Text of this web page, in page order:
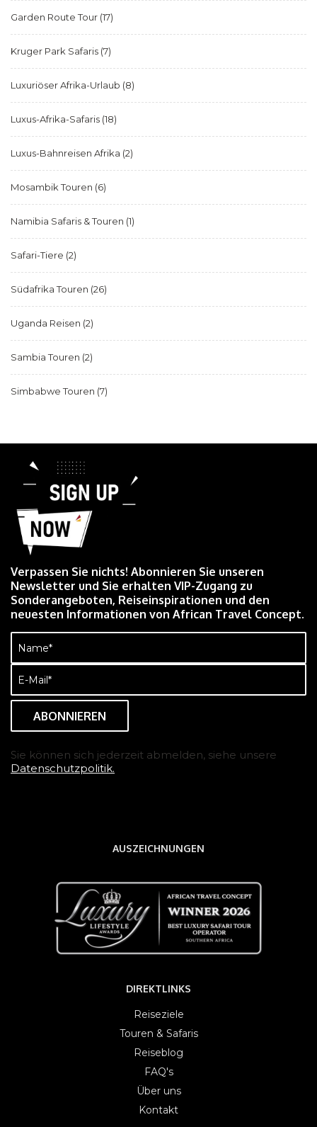
Garden Route Tour (17)
Kruger Park Safaris (7)
Luxuriöser Afrika-Urlaub (8)
Luxus-Afrika-Safaris (18)
Luxus-Bahnreisen Afrika (2)
Mosambik Touren (6)
Namibia Safaris & Touren (1)
Safari-Tiere (2)
Südafrika Touren (26)
Uganda Reisen (2)
Sambia Touren (2)
Simbabwe Touren (7)
Verpassen Sie nichts! Abonnieren Sie unseren
Newsletter und Sie erhalten VIP-Zugang zu
Sonderangeboten, Reiseinspirationen und den
neuesten Informationen von African Travel Concept.
Name
(erforderlich)
E-
Mail
(erforderlich)
Sie können sich jederzeit abmelden, siehe unsere
Datenschutzpolitik.
AUSZEICHNUNGEN
DIREKTLINKS
Reiseziele
Touren & Safaris
Reiseblog
FAQ's
Über uns
Kontakt